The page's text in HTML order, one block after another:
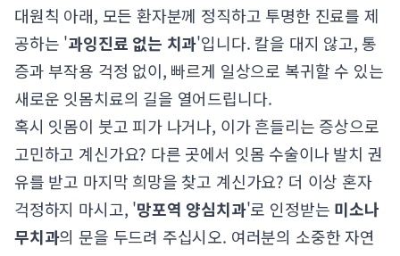
대원칙 아래, 모든 환자분께 정직하고 투명한 진료를 제
공하는 '과잉진료 없는 치과'입니다. 칼을 대지 않고, 통
증과 부작용 걱정 없이, 빠르게 일상으로 복귀할 수 있는
새로운 잇몸치료의 길을 열어드립니다.
혹시 잇몸이 붓고 피가 나거나, 이가 흔들리는 증상으로
고민하고 계신가요? 다른 곳에서 잇몸 수술이나 발치 권
유를 받고 마지막 희망을 찾고 계신가요? 더 이상 혼자
걱정하지 마시고, '망포역 양심치과'로 인정받는 미소나
무치과의 문을 두드려 주십시오. 여러분의 소중한 자연